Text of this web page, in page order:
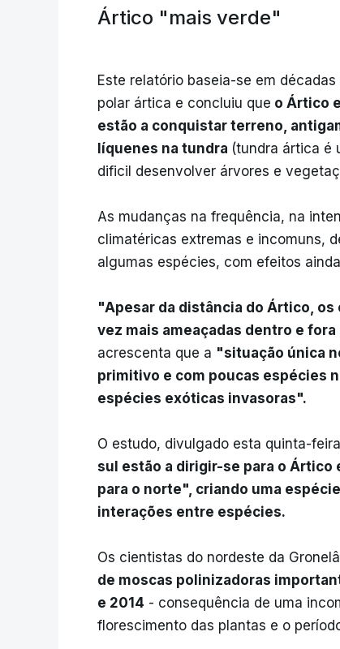
Ártico "mais verde"
Este relatório baseia-se em
polar ártica e concluiu que o Ártico
estão a conquistar terreno,
líquenes na tundra (tundra ártica é
dificil desenvolver árvores e
As mudanças na frequência, na
climatéricas extremas e incomuns,
algumas espécies, com efeitos
"Apesar da distância do Ártico,
vez mais ameaçadas dentro e
acrescenta que a "situação única
primitivo e com poucas espécies
espécies exóticas invasoras".
O estudo, divulgado esta quinta-
sul estão a dirigir-se para o Ártico
para o norte", criando uma
interações entre espécies.
Os cientistas do nordeste da
de moscas polinizadoras
e 2014 - consequência de uma
florescimento das plantas e o